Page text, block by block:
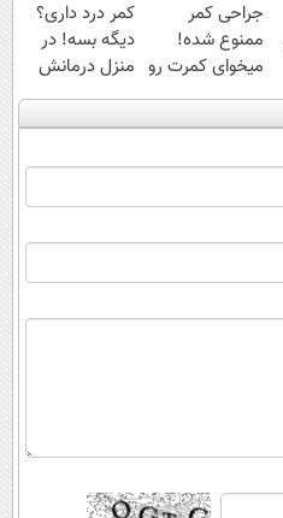
جراحی کمر
ممنوع شده!
میخوای کمرت رو
در منزل درمان
کنی؟
کمر درد داری؟
دیگه بسه! در
منزل درمانش
کن
(◀پرسش‌نامه)